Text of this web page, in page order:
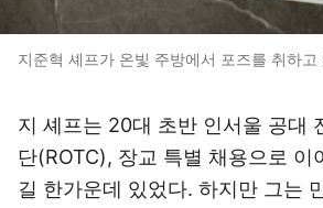
지준혁 셰프가 온빛 주방에서 포즈를 취하
지 셰프는 20대 초반 인서울 공대
단(ROTC), 장교 특별 채용으로 이
길 한가운데 있었다. 하지만 그는